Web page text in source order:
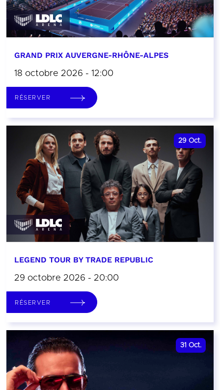
GRAND PRIX AUVERGNE-RHÔNE-ALPES
18 octobre 2026 - 12:00
RÉSERVER
29 Oct.
LEGEND TOUR BY TRADE REPUBLIC
29 octobre 2026 - 20:00
RÉSERVER
31 Oct.